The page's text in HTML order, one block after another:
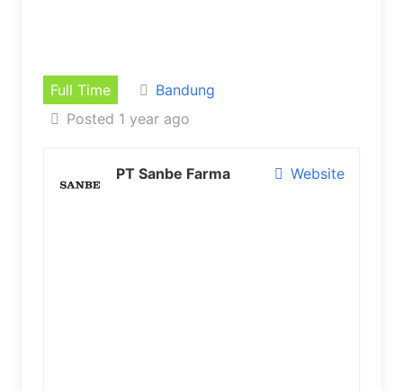
Full Time
Bandung
Posted 1 year ago
Website
PT Sanbe Farma